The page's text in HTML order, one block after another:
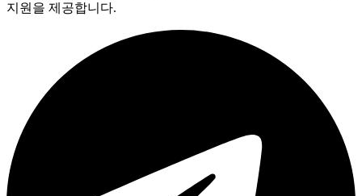
지원을 제공합니다.